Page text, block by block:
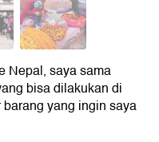
Nepal, saya sama
bisa dilakukan di
yang ingin saya